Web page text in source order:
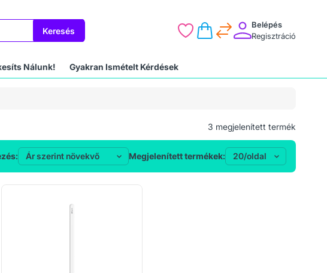
Keresés
Belépés
Regisztráció
Nálunk! Gyakran Ismételt Kérdések
3 megjelenített termék
Megjelenített termékek: